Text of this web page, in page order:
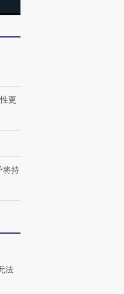
更
将持
法